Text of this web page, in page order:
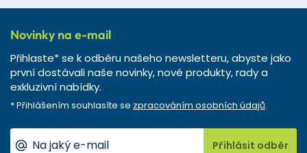
Novinky na e-mail
Přihlaste* se k odběru našeho newsletteru, abyste jako
první dostávali naše novinky, nové produkty, rady a
exkluzivní nabídky.
* Přihlášením souhlasíte se zpracováním osobních údajů.
Přihlásit odběr